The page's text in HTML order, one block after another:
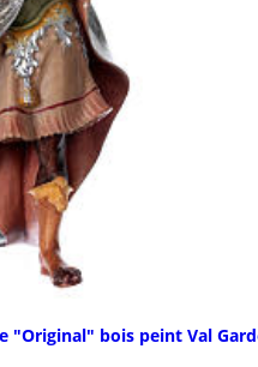
"Original" bois peint Val